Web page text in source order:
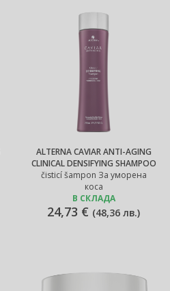
ALTERNA CAVIAR ANTI-AGING
CLINICAL DENSIFYING SHAMPOO
čisticí šampon За уморена
коса
В СКЛАДА
24,73 € (48,36 лв.)